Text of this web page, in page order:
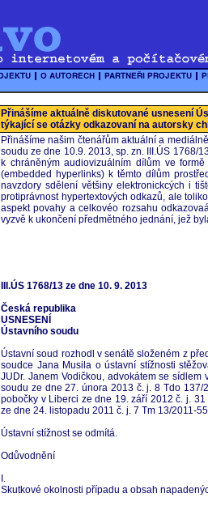
Přinášíme aktuálně diskutované usnesení
týkající se otázky odkazovaní na autorsky
Přinášíme našim čtenářům aktuální a
soudu ze dne 10.9. 2013, sp. zn. III.ÚS 1768/
k chráněným audiovizuálním dílům ve
(embedded hyperlinks) k těmto dílům
navzdory sdělení většiny elektronickcých i
protiprávnost hypertextových odkazů, ale
aspekt povahy a celkovéo rozsahu
vyzvě k ukončení předmětného jednání, jež
III.ÚS 1768/13 ze dne 10. 9. 2013
Česká republika
USNESENÍ
Ústavního soudu
Ústavní soud rozhodl v senátě složeném z
soudce Jana Musila o ústavní stížnosti
JUDr. Janem Vodičkou, advokátem se
soudu ze dne 27. února 2013 č. j. 8 Tdo
pobočky v Liberci ze dne 19. září 2012 č. j.
ze dne 24. listopadu 2011 č. j. 7 Tm 13/2011-
Ústavní stížnost se odmítá.
Odůvodnění
I.
Skutkové okolnosti případu a obsah